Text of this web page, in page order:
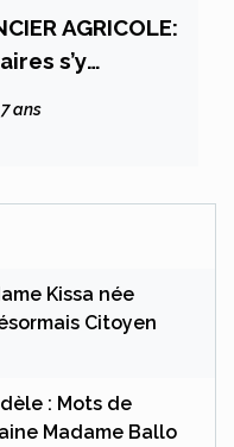
AGRICOLE:
s’y
ans
Kissa née
Citoyen
: Mots de
Madame Ballo